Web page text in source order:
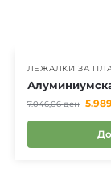
ЛЕЖАЛКИ ЗА
7.046,06ден